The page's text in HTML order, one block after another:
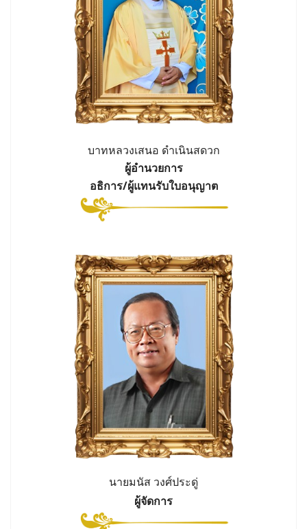
บาทหลวงเสนอ ดำเนินสดวก
ผู้อำนวยการ
อธิการ/ผู้แทนรับใบอนุญาต
นายมนัส วงศ์ประดู่
ผู้จัดการ